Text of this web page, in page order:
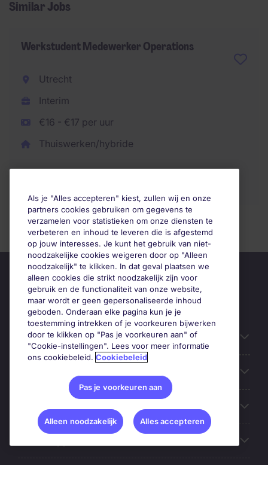
Similar Jobs
Werkstudent Medewerker Operations
Utrecht
Interim
€16 - €17 per uur
Thuiswerken/hybride
Handige informatie
Google Rating
Als je "Alles accepteren" kiest, zullen wij en onze
partners cookies gebruiken om gegevens te
verzamelen voor statistieken om onze diensten te
verbeteren en inhoud te leveren die is afgestemd
op jouw interesses. Je kunt het gebruik van niet-
noodzakelijke cookies weigeren door op "Alleen
noodzakelijk" te klikken. In dat geval plaatsen we
alleen cookies die strikt noodzakelijk zijn voor
gebruik en de functionaliteit van onze website,
maar wordt er geen gepersonaliseerde inhoud
geboden. Onderaan elke pagina kun je je
toestemming intrekken of je voorkeuren bijwerken
door te klikken op "Pas je voorkeuren aan" of
"Cookie-instellingen". Lees voor meer informatie
ons cookiebeleid. Cookiebeleid
Pas je voorkeuren aan
Alleen noodzakelijk Alles accepteren